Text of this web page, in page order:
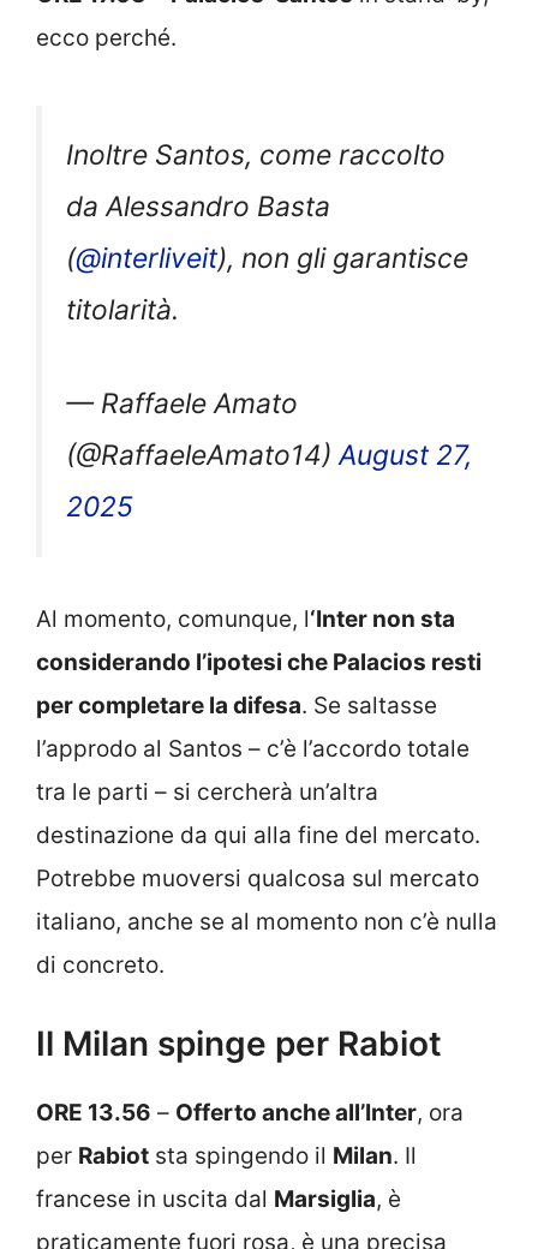
ecco perché.
Inoltre Santos, come raccolto
da Alessandro Basta
(@interliveit), non gli garantisce
titolarità.
— Raffaele Amato
(@RaffaeleAmato14) August 27,
2025
Al momento, comunque, l‘Inter non sta
considerando l’ipotesi che Palacios resti
per completare la difesa
. Se saltasse
l’approdo al Santos – c’è l’accordo totale
tra le parti – si cercherà un’altra
destinazione da qui alla fine del mercato.
Potrebbe muoversi qualcosa sul mercato
italiano, anche se al momento non c’è nulla
di concreto.
Il Milan spinge per Rabiot
ORE 13.56 Offerto anche all’Inter , ora
per Rabiot sta spingendo il Milan
. Il
francese in uscita dal Marsiglia
, è
praticamente fuori rosa, è una precisa